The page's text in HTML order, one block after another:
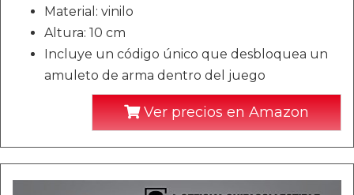
Material: vinilo
Altura: 10 cm
Incluye un código único que desbloquea un
amuleto de arma dentro del juego
Ver precios en Amazon